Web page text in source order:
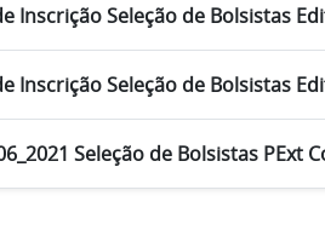
Inscrição Seleção de Bolsistas
Inscrição Seleção de Bolsistas
Seleção de Bolsistas PExt